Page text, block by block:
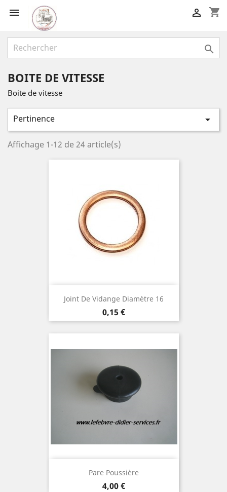
 shopping_cart


BOITE DE VITESSE
Boite de vitesse
Pertinence 
Affichage 1-12 de 24 article(s)
Joint De Vidange Diamètre 16
Prix
0,15 €
Pare Poussière
Prix
4,00 €